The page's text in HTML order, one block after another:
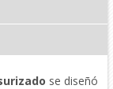
se diseñó